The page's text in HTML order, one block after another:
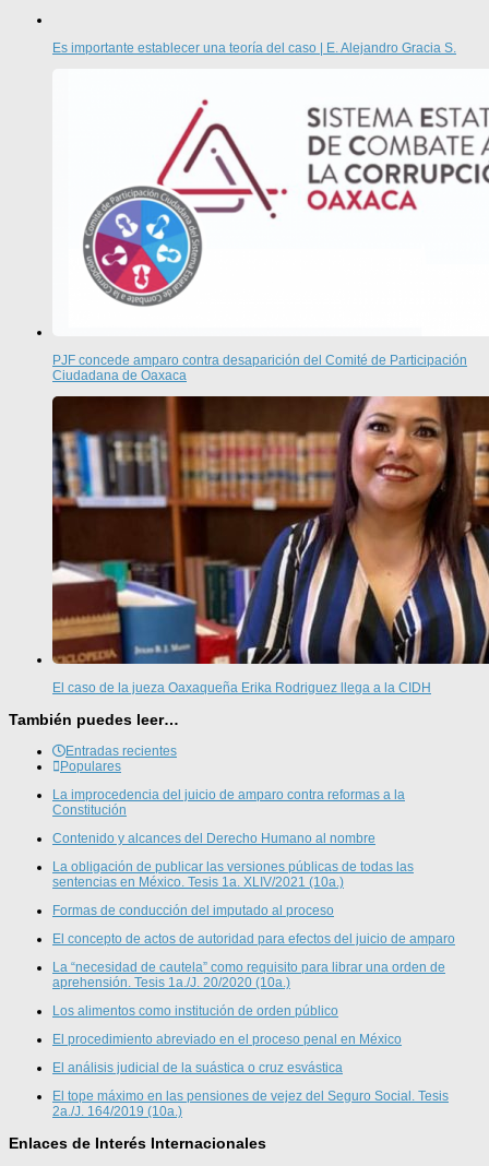
Es importante establecer una teoría del caso | E. Alejandro Gracia S.
PJF concede amparo contra desaparición del Comité de Participación
Ciudadana de Oaxaca
El caso de la jueza Oaxaqueña Erika Rodriguez llega a la CIDH
También puedes leer…
Entradas recientes
Populares
La improcedencia del juicio de amparo contra reformas a la
Constitución
Contenido y alcances del Derecho Humano al nombre
La obligación de publicar las versiones públicas de todas las
sentencias en México. Tesis 1a. XLIV/2021 (10a.)
Formas de conducción del imputado al proceso
El concepto de actos de autoridad para efectos del juicio de amparo
La “necesidad de cautela” como requisito para librar una orden de
aprehensión. Tesis 1a./J. 20/2020 (10a.)
Los alimentos como institución de orden público
El procedimiento abreviado en el proceso penal en México
El análisis judicial de la suástica o cruz esvástica
El tope máximo en las pensiones de vejez del Seguro Social. Tesis
2a./J. 164/2019 (10a.)
Enlaces de Interés Internacionales